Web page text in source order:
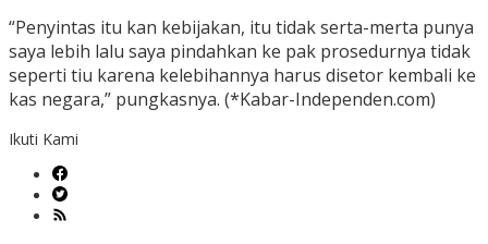
“Penyintas itu kan kebijakan, itu tidak serta-merta punya
saya lebih lalu saya pindahkan ke pak prosedurnya tidak
seperti tiu karena kelebihannya harus disetor kembali ke
kas negara,” pungkasnya. (*Kabar-Independen.com)
Ikuti Kami